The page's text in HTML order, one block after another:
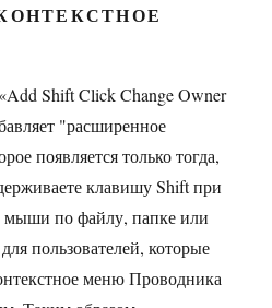
Shift Click Change Owner
"расширенное
появляется только тогда,
клавишу Shift при
мыши по файлу, папке или
пользователей, которые
меню Проводника